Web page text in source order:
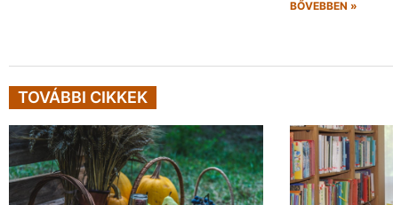
BŐVEBBEN »
TOVÁBBI CIKKEK